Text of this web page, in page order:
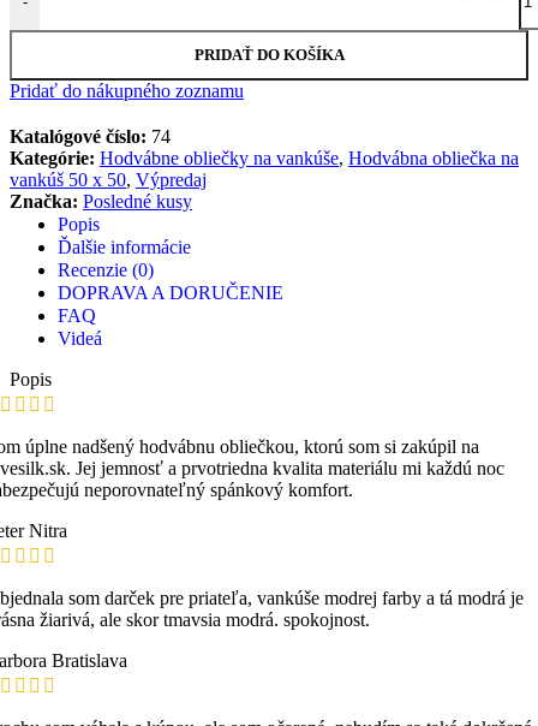
PRIDAŤ DO KOŠÍKA
Pridať do nákupného zoznamu
Katalógové číslo: 74
Kategórie: Hodvábne obliečky na vankúše, Hodvábna obliečka na
vankúš 50 x 50, Výpredaj
Značka: Posledné kusy
Popis
Ďalšie informácie
Recenzie (0)
DOPRAVA A DORUČENIE
FAQ
Videá
Popis
úplne nadšený hodvábnu obliečkou, ktorú som si zakúpil na
Jej jemnosť a prvotriedna kvalita materiálu mi každú noc
neporovnateľný spánkový komfort.
Nitra
som darček pre priateľa, vankúše modrej farby a tá modrá je
žiarivá, ale skor tmavsia modrá. spokojnost.
Bratislava